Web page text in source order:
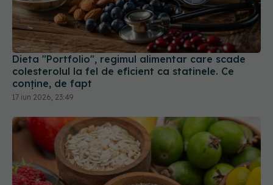
Dieta "Portfolio", regimul alimentar care scade
colesterolul la fel de eficient ca statinele. Ce
conține, de fapt
17 iun 2026, 23:49